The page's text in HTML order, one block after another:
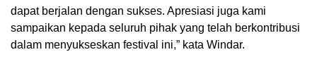
dapat berjalan dengan sukses. Apresiasi juga kami
sampaikan kepada seluruh pihak yang telah berkontribusi
dalam menyukseskan festival ini,” kata Windar.